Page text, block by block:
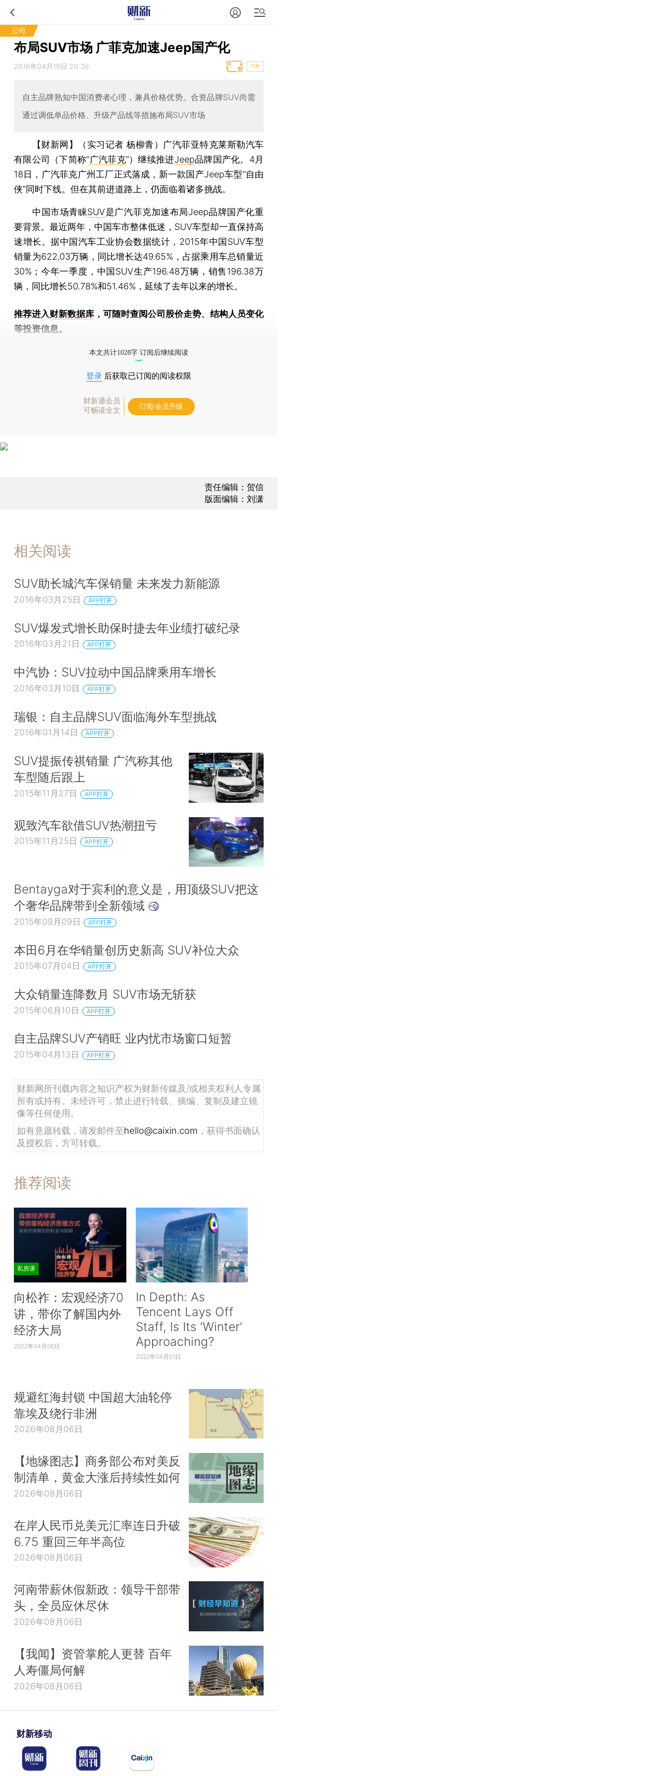
公司
布局SUV市场 广菲克加速Jeep国产化
2016年04月19日 20:36 T中
自主品牌熟知中国消费者心理，兼具价格优势。合资品牌SUV尚需
通过调低单品价格、升级产品线等措施布局SUV市场
【财新网】（实习记者 杨柳青） 广汽菲亚特克莱斯勒汽车
有限公司（下简称“广汽菲克”）继续推进Jeep品牌国产化。4月
18日，广汽菲克广州工厂正式落成，新一款国产Jeep车型“自由
侠”同时下线。但在其前进道路上，仍面临着诸多挑战。
中国市场青睐SUV是广汽菲克加速布局Jeep品牌国产化重
要背景。最近两年，中国车市整体低迷，SUV车型却一直保持高
速增长。据中国汽车工业协会数据统计，2015年中国SUV车型
销量为622.03万辆，同比增长达49.65%，占据乘用车总销量近
30%；今年一季度，中国SUV生产196.48万辆，销售196.38万
辆，同比增长50.78%和51.46%，延续了去年以来的增长。
推荐进入财新数据库 ，可随时查阅公司股价走势、结构人员变化
等投资信息。
本文共计1028字 订阅后继续阅读
登录 后获取已订阅的阅读权限
财新通会员
可畅读全文
订阅/会员升级
责任编辑：贺信
版面编辑：刘潇
相关阅读
SUV助长城汽车保销量 未来发力新能源
2016年03月25日 APP打开
SUV爆发式增长助保时捷去年业绩打破纪录
2016年03月21日 APP打开
中汽协：SUV拉动中国品牌乘用车增长
2016年03月10日 APP打开
瑞银：自主品牌SUV面临海外车型挑战
2016年01月14日 APP打开
SUV提振传祺销量 广汽称其他
车型随后跟上
2015年11月27日 APP打开
观致汽车欲借SUV热潮扭亏
2015年11月25日 APP打开
Bentayga对于宾利的意义是，用顶级SUV把这
个奢华品牌带到全新领域
2015年09月09日 APP打开
本田6月在华销量创历史新高 SUV补位大众
2015年07月04日 APP打开
大众销量连降数月 SUV市场无斩获
2015年06月10日 APP打开
自主品牌SUV产销旺 业内忧市场窗口短暂
2015年04月13日 APP打开
财新网所刊载内容之知识产权为财新传媒及/或相关权利人专属
所有或持有。未经许可，禁止进行转载、摘编、复制及建立镜
像等任何使用。
如有意愿转载，请发邮件至hello@caixin.com ，获得书面确认
及授权后，方可转载。
推荐阅读
私房课
向松祚：宏观经济70
讲，带你了解国内外
经济大局
2022年04月06日
In Depth: As
Tencent Lays Off
Staff, Is Its ‘Winter’
Approaching?
2022年04月01日
规避红海封锁 中国超大油轮停
靠埃及绕行非洲
2026年08月06日
【地缘图志】商务部公布对美反
制清单，黄金大涨后持续性如何
2026年08月06日
在岸人民币兑美元汇率连日升破
6.75 重回三年半高位
2026年08月06日
河南带薪休假新政：领导干部带
头，全员应休尽休
2026年08月06日
【我闻】资管掌舵人更替 百年
人寿僵局何解
2026年08月06日
财新移动